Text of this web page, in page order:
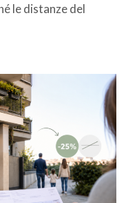
le distanze del